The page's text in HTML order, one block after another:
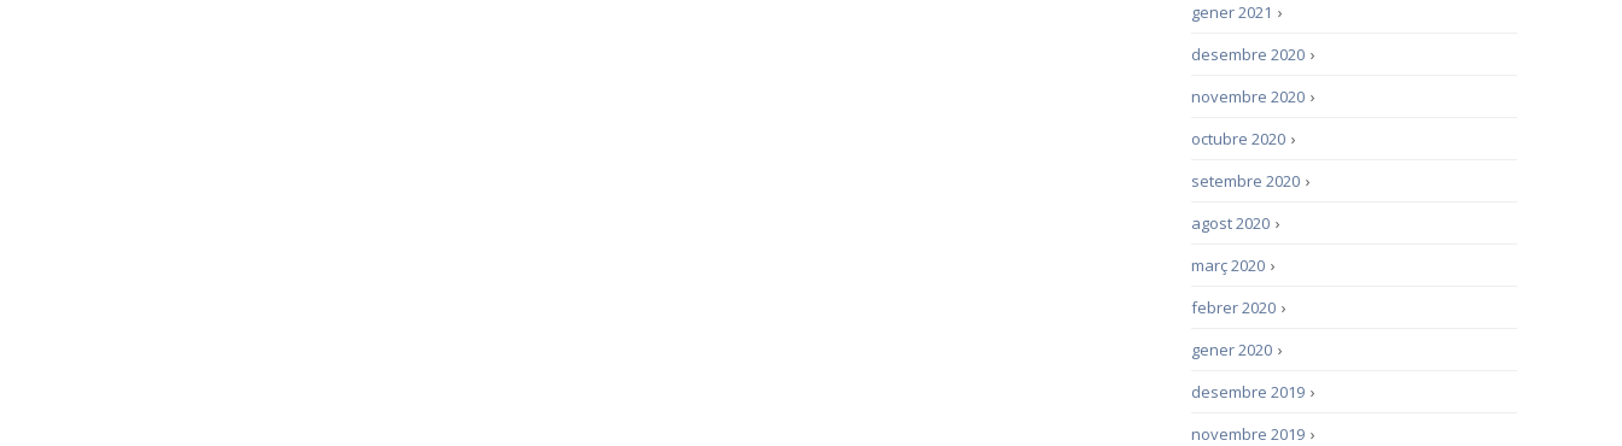
›
gener 2021
›
desembre 2020
›
novembre 2020
›
octubre 2020
›
setembre 2020
›
agost 2020
›
març 2020
›
febrer 2020
›
gener 2020
›
desembre 2019
›
novembre 2019